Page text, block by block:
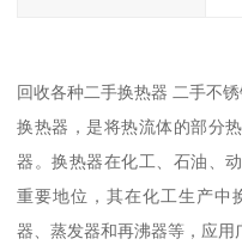
回收各种二手换热器 二手不
换热器，是将热流体的部分
器。换热器在化工、石油、
重要地位，其在化工生产中
器、蒸发器和再沸器等，应用